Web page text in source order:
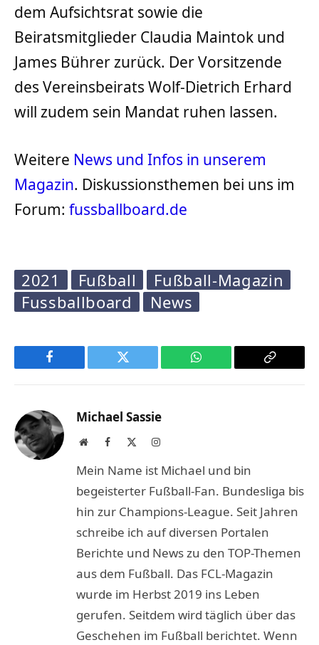
dem Aufsichtsrat sowie die
Beiratsmitglieder Claudia Maintok und
James Bührer zurück. Der Vorsitzende
des Vereinsbeirats Wolf-Dietrich Erhard
will zudem sein Mandat ruhen lassen.
Weitere News und Infos in unserem
Magazin. Diskussionsthemen bei uns im
Forum: fussballboard.de
2021 Fußball
Fußball-Magazin
Fussballboard
News
Facebook Twitter WhatsApp
Copy
Michael Sassie
WebsiteFacebook Instagram
Mein Name ist Michael und bin
begeisterter Fußball-Fan. Bundesliga bis
hin zur Champions-League. Seit Jahren
schreibe ich auf diversen Portalen
Berichte und News zu den TOP-Themen
aus dem Fußball. Das FCL-Magazin
wurde im Herbst 2019 ins Leben
gerufen. Seitdem wird täglich über das
Geschehen im Fußball berichtet. Wenn